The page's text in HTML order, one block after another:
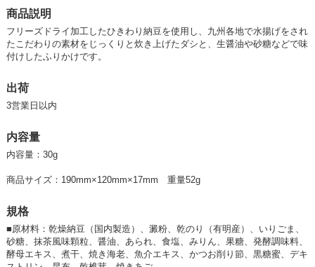
商品説明
フリーズドライ加工したひきわり納豆を使用し、九州各地で水揚げをされ
たこだわりの素材をじっくりと炊き上げたダシと、生醤油や砂糖などで味
付けしたふりかけです。
出荷
3営業日以内
内容量
内容量：30g
商品サイズ：190mm×120mm×17mm 重量52g
規格
■原材料：乾燥納豆（国内製造）、澱粉、乾のり（有明産）、いりごま、
砂糖、抹茶風味顆粒、醤油、あられ、食塩、みりん、果糖、発酵調味料、
酵母エキス、煮干、焼き海老、魚介エキス、かつお削り節、黒糖蜜、デキ